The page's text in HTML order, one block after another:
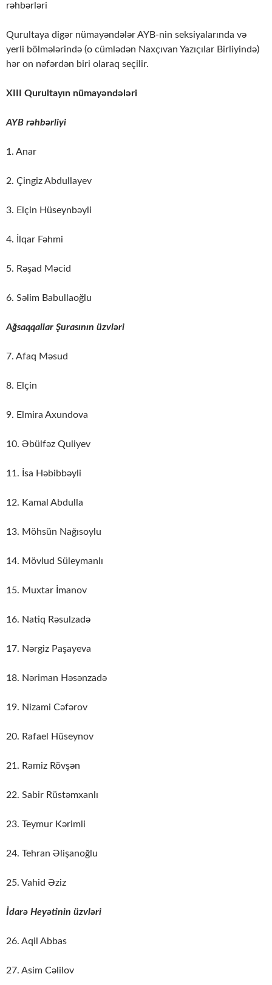
rəhbərləri
Qurultaya digər nümayəndələr AYB-nin seksiyalarında və
yerli bölmələrində (o cümlədən Naxçıvan Yazıçılar Birliyində)
hər on nəfərdən biri olaraq seçilir.
XIII Qurultayın nümayəndələri
AYB rəhbərliyi
1. Anar
2. Çingiz Abdullayev
3. Elçin Hüseynbəyli
4. İlqar Fəhmi
5. Rəşad Məcid
6. Səlim Babullaoğlu
Ağsaqqallar Şurasının üzvləri
7. Afaq Məsud
8. Elçin
9. Elmira Axundova
10. Əbülfəz Quliyev
11. İsa Həbibbəyli
12. Kamal Abdulla
13. Möhsün Nağısoylu
14. Mövlud Süleymanlı
15. Muxtar İmanov
16. Natiq Rəsulzadə
17. Nərgiz Paşayeva
18. Nəriman Həsənzadə
19. Nizami Cəfərov
20. Rafael Hüseynov
21. Ramiz Rövşən
22. Sabir Rüstəmxanlı
23. Teymur Kərimli
24. Tehran Əlişanoğlu
25. Vahid Əziz
İdarə Heyətinin üzvləri
26. Aqil Abbas
27. Asim Cəlilov